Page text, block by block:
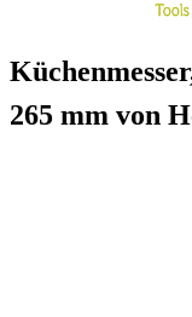
265 mm von